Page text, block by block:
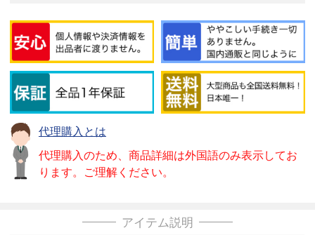
代理購入とは
代理購入のため、商品詳細は外国語のみ表示してお
ります。ご理解ください。
アイテム説明